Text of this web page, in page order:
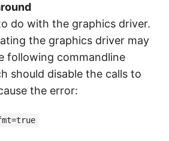
do with the graphics driver.
the graphics driver may
following commandline
should disable the calls to
the error: